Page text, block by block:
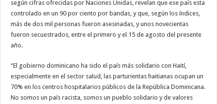
según cifras ofrecidas por Naciones Unidas, revelan que ese país esta
controlado en un 90 por ciento por bandas, y que, según los índices,
más de dos mil personas fueron asesinadas, y unos novecientas
fueron secuestrados, entre el primero y el 15 de agosto del presente
año.
“El gobierno dominicano ha sido el país más solidario con Haití,
especialmente en el sector salud, las parturientas haitianas ocupan un
70% en los centros hospitalarios públicos de la República Dominicana.
No somos un país racista, somos un pueblo solidario y de valores